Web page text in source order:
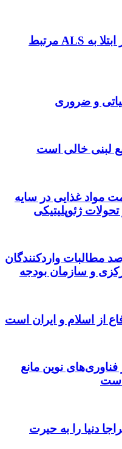
آفت‌کش‌ها با افزایش خطر ابتلا به ALS مرتبط
و ضروری
لبنی خالی است
مواد غذایی در سایه
ژئوپلیتیکی
دستور پرداخت ۵۰ درصد مطالبات واردکنندگان
و سازمان بودجه
از اسلام و ایران است
نوین مانع
دنیا را به حیرت